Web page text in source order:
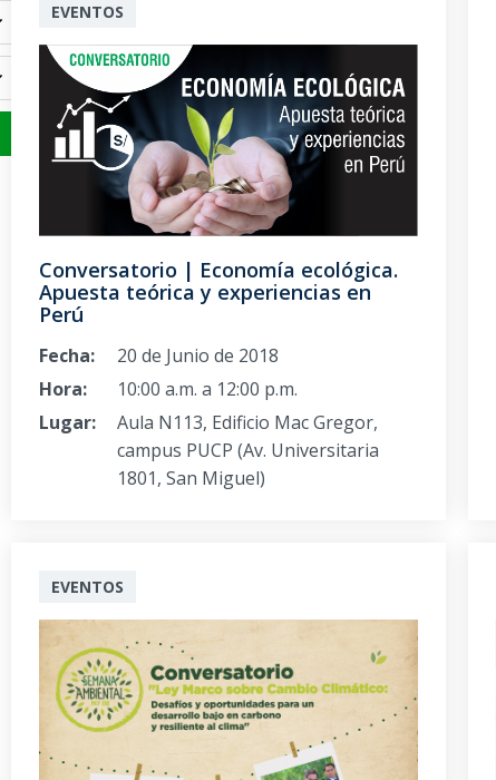
EVENTOS
Conversatorio | Economía ecológica.
Apuesta teórica y experiencias en
Perú
Fecha:
20 de Junio de 2018
Hora:
10:00 a.m. a 12:00 p.m.
Lugar:
Aula N113, Edificio Mac Gregor,
campus PUCP (Av. Universitaria
1801, San Miguel)
EVENTOS